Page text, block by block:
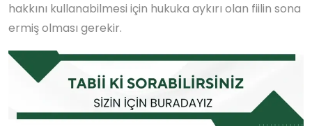
hakkını kullanabilmesi için hukuka aykırı olan fiilin sona
ermiş olması gerekir.